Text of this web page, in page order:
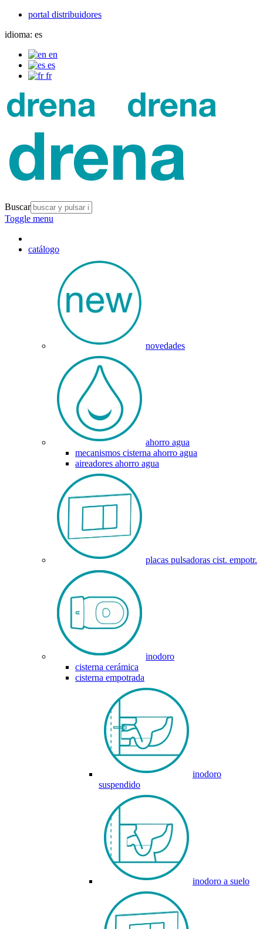
portal distribuidores
idioma: es
en
es
fr
Buscar
Toggle menu
catálogo
novedades
ahorro agua
mecanismos cisterna ahorro agua
aireadores ahorro agua
placas pulsadoras cist. empotr.
inodoro
cisterna cerámica
cisterna empotrada
inodoro
suspendido
inodoro a suelo